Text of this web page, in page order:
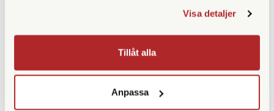
Visa detaljer
Tillåt alla
Anpassa
Adox
Adox ADOFIX Plus Fixer 100